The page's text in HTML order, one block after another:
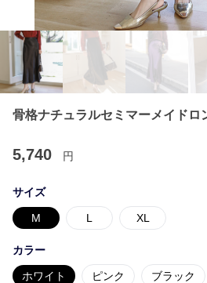
骨格ナチュラルセミマーメイドロ
5,740 円
サイズ
M L XL
カラー
ホワイト ピンク ブラック